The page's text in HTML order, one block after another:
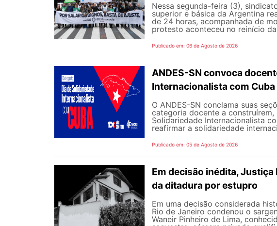
Nessa segunda-feira (3),
superior e básica da Argentina
de 24 horas, acompanhada de
protesto aconteceu no reinício
Publicado em: 06 de Agosto de 2026
ANDES-SN convoca
Internacionalista com Cuba
O ANDES-SN conclama suas
categoria docente a
Solidariedade Internacionalista
reafirmar a solidariedade
Publicado em: 05 de Agosto de 2026
Em decisão inédita,
da ditadura por estupro
Em uma decisão considerada
Rio de Janeiro condenou o
Waneir Pinheiro de Lima,